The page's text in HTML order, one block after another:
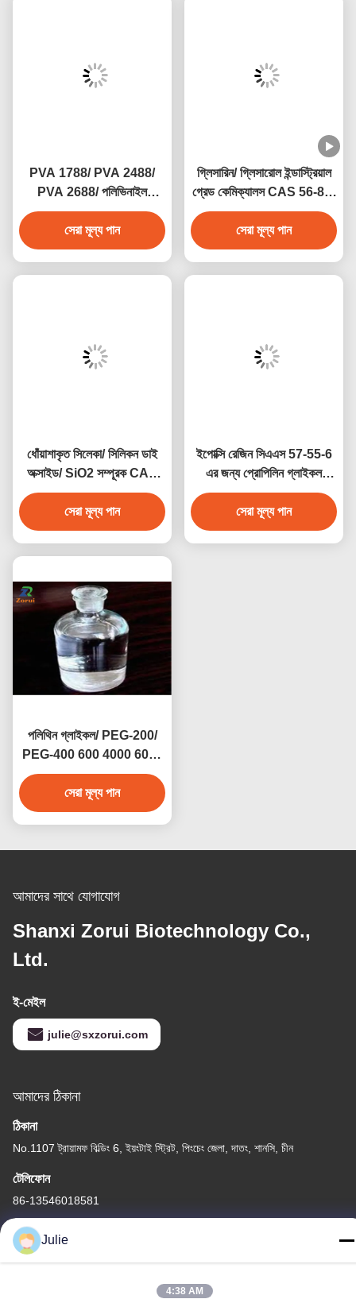
PVA 1788/ PVA 2488/
PVA 2688/ পলিভিনাইল
অ্যালকোহল CAS 9002-89-5
সেরা মূল্য পান
গ্লিসারিন/ গ্লিসারোল ইন্ডাস্ট্রিয়াল
গ্রেড কেমিক্যালস CAS 56-81-
5
সেরা মূল্য পান
ধোঁয়াশাকৃত সিলেকা/ সিলিকন ডাই
অক্সাইড/ SiO2 সম্পূরক CAS
7631-86-9 E551
সেরা মূল্য পান
ইপোক্সি রেজিন সিএএস 57-55-6
এর জন্য প্রোপিলিন গ্লাইকল
ইন্ডাস্ট্রিয়াল গ্রেড কেমিক্যালস পিজি
সেরা মূল্য পান
পলিথিন গ্লাইকল/ PEG-200/
PEG-400 600 4000 6000
8000 CAS 25322-68-3
সেরা মূল্য পান
আমাদের সাথে যোগাযোগ
Shanxi Zorui Biotechnology Co.,
Ltd.
ই-মেইল
julie@sxzorui.com
আমাদের ঠিকানা
ঠিকানা
No.1107 ট্রায়ামফ বিল্ডিং 6, ইয়ংটাই স্ট্রিট, পিংচেং জেলা, দাতং, শানসি, চীন
টেলিফোন
86-13546018581
গোপনীয়তা নীতি|সাইট ম্যাপ
Julie
4:38 AM